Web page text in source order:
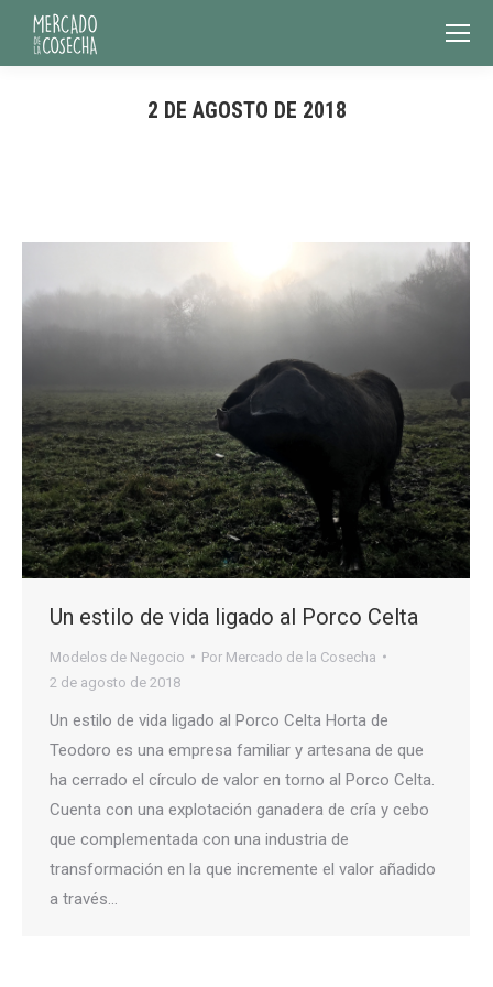
2 DE AGOSTO DE 2018
Un estilo de vida ligado al Porco Celta
Modelos de Negocio Por Mercado de la Cosecha
2 de agosto de 2018
Un estilo de vida ligado al Porco Celta Horta de
Teodoro es una empresa familiar y artesana de que
ha cerrado el círculo de valor en torno al Porco Celta.
Cuenta con una explotación ganadera de cría y cebo
que complementada con una industria de
transformación en la que incremente el valor añadido
a través…